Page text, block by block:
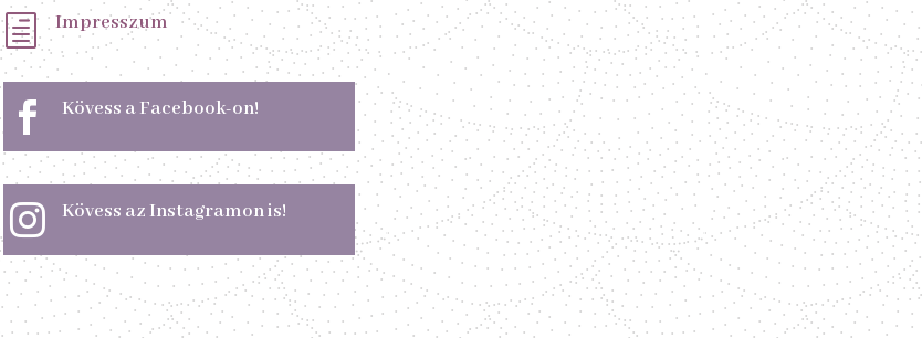
h Impresszum
 Kövess a Facebook-on!
 Kövess az Instagramon is!